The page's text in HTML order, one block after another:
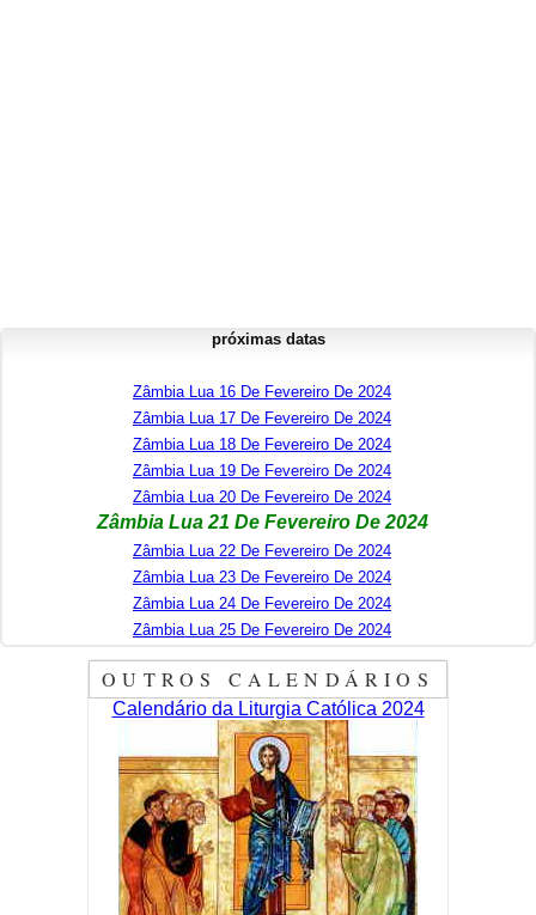
próximas datas
Zâmbia Lua 16 De Fevereiro De 2024
Zâmbia Lua 17 De Fevereiro De 2024
Zâmbia Lua 18 De Fevereiro De 2024
Zâmbia Lua 19 De Fevereiro De 2024
Zâmbia Lua 20 De Fevereiro De 2024
Zâmbia Lua 21 De Fevereiro De 2024
Zâmbia Lua 22 De Fevereiro De 2024
Zâmbia Lua 23 De Fevereiro De 2024
Zâmbia Lua 24 De Fevereiro De 2024
Zâmbia Lua 25 De Fevereiro De 2024
OUTROS CALENDÁRIOS
Calendário da Liturgia Católica 2024